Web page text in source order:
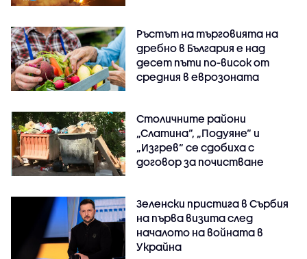
Ръстът на търговията на
дребно в България е над
десет пъти по-висок от
средния в еврозоната
Столичните райони
„Слатина“, „Подуяне“ и
„Изгрев“ се сдобиха с
договор за почистване
Зеленски пристига в Сърбия
на първа визита след
началото на войната в
Украйна